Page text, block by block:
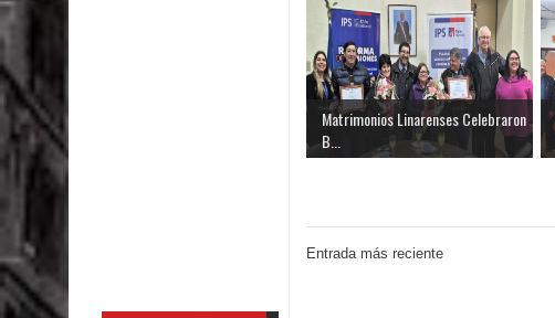
Matrimonios Linarenses Celebraron
B...
Entrada más reciente